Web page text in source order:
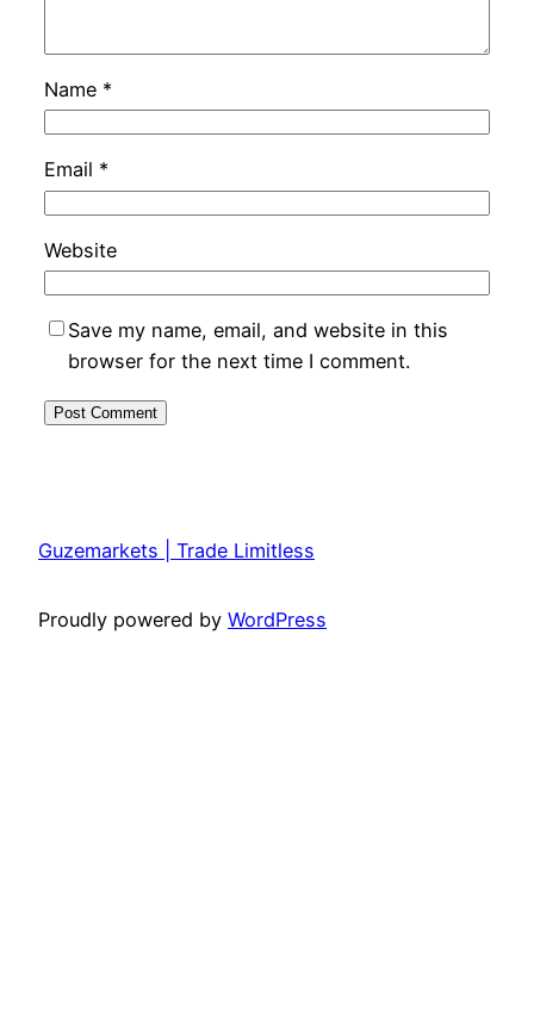
Name *
Email *
Website
Save my name, email, and website in this
browser for the next time I comment.
Guzemarkets | Trade Limitless
Proudly powered by WordPress